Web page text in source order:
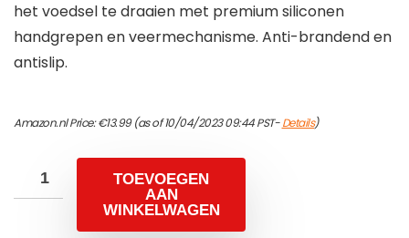
het voedsel te draaien met premium siliconen
handgrepen en veermechanisme. Anti-brandend en
antislip.
Amazon.nl Price:€13.99(as of 10/04/2023 09:44 PST-Details)
TOEVOEGEN
AAN
WINKELWAGEN